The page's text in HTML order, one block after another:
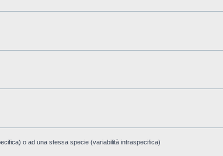
o ad una stessa specie (variabilità intraspecifica)